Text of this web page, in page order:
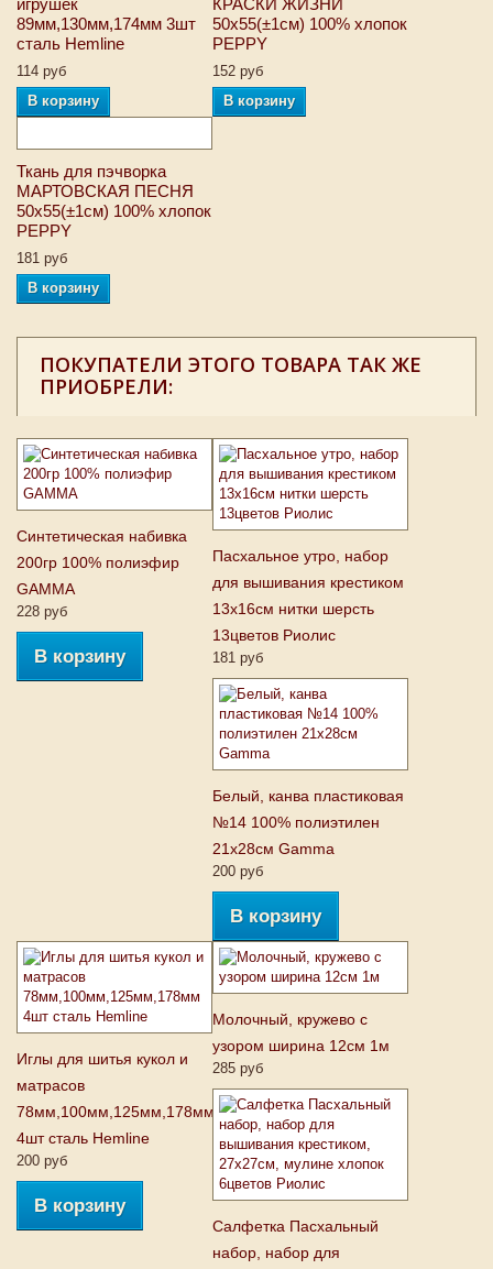
игрушек
89мм,130мм,174мм 3шт
сталь Hemline
114 руб
В корзину
КРАСКИ ЖИЗНИ
50х55(±1см) 100% хлопок
PEPPY
152 руб
В корзину
Ткань для пэчворка
МАРТОВСКАЯ ПЕСНЯ
50х55(±1см) 100% хлопок
PEPPY
181 руб
В корзину
ПОКУПАТЕЛИ ЭТОГО ТОВАРА ТАК ЖЕ
ПРИОБРЕЛИ:
Синтетическая набивка
200гр 100% полиэфир
GAMMA
228 руб
В корзину
Пасхальное утро, набор
для вышивания крестиком
13х16см нитки шерсть
13цветов Риолис
181 руб
Белый, канва пластиковая
№14 100% полиэтилен
21х28см Gamma
200 руб
В корзину
Иглы для шитья кукол и
матрасов
78мм,100мм,125мм,178мм
4шт сталь Hemline
200 руб
В корзину
Молочный, кружево с
узором ширина 12см 1м
285 руб
Салфетка Пасхальный
набор, набор для